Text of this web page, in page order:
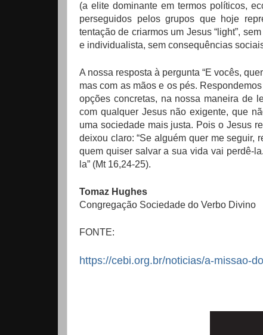
(a elite dominante em termos políticos,
perseguidos pelos grupos que hoje
tentação de criarmos um Jesus “light”,
e individualista, sem consequências
A nossa resposta à pergunta “E vocês,
mas com as mãos e os pés.
opções concretas, na nossa maneira de
com qualquer Jesus não exigente, que
uma sociedade mais justa. Pois o Jesus
deixou claro: “Se alguém quer me seguir,
quem quiser salvar a sua vida vai perdê-
la” (Mt 16,24-25).
Tomaz Hughes
Congregação Sociedade do Verbo Divino
FONTE:
https://cebi.org.br/noticias/a-missao-